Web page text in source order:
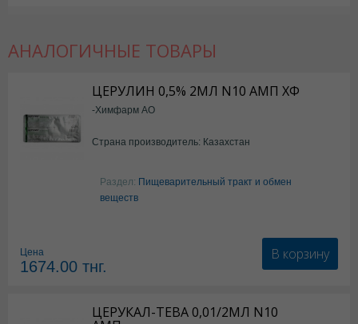
АНАЛОГИЧНЫЕ ТОВАРЫ
ЦЕРУЛИН 0,5% 2МЛ N10 АМП ХФ
-Химфарм АО
Страна производитель: Казахстан
Раздел: Пищеварительный тракт и обмен
веществ
Цена
1674.00 тнг.
В корзину
ЦЕРУКАЛ-ТЕВА 0,01/2МЛ N10